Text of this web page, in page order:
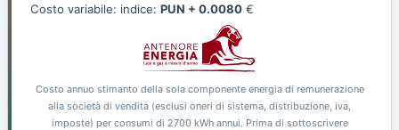
Costo variabile: indice: PUN + 0.0080 €
Costo annuo stimanto della sola componente energia di remunerazione
alla società di vendita (esclusi oneri di sistema, distribuzione, iva,
imposte) per consumi di 2700 kWh annui. Prima di sottoscrivere